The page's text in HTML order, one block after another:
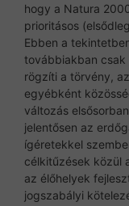
hogy a Natura
prioritásos
Ebben a
továbbiakban csak
rögzíti a törvény,
egyébként
változás
jelentősen az
ígéretekkel
célkitűzések közül
az élőhelyek
jogszabályi